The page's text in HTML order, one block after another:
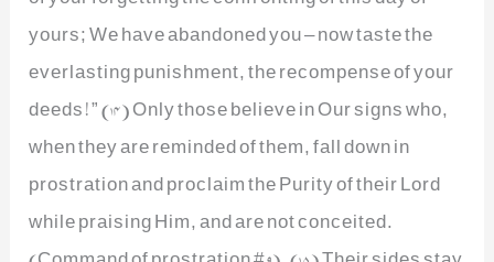
yours; We have abandoned you – now taste the
everlasting punishment, the recompense of your
deeds!” (14) Only those believe in Our signs who,
when they are reminded of them, fall down in
prostration and proclaim the Purity of their Lord
while praising Him, and are not conceited.